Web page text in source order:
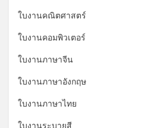
ใบงานคณิตศาสตร์
ใบงานคอมพิวเตอร์
ใบงานภาษาจีน
ใบงานภาษาอังกฤษ
ใบงานภาษาไทย